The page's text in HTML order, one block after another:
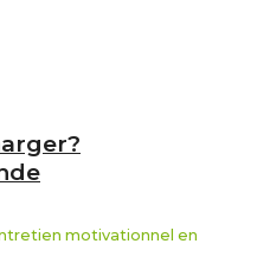
motivationnel en